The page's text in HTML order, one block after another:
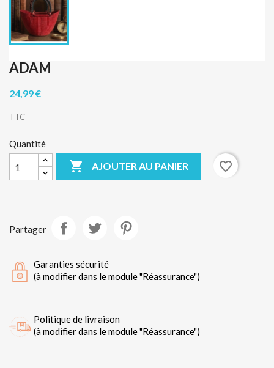
ADAM
24,99 €
TTC
Quantité
 AJOUTER AU PANIER favorite_border
Partager
Garanties sécurité
(à modifier dans le module "Réassurance")
Politique de livraison
(à modifier dans le module "Réassurance")